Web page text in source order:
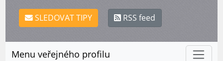
SLEDOVAT TIPY RSS feed
Menu veřejného profilu